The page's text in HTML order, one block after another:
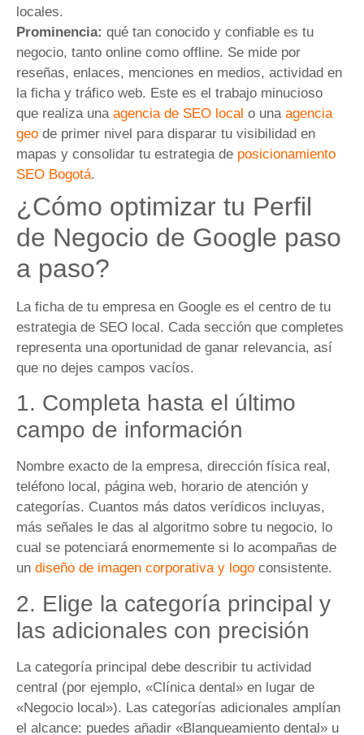
locales.
Prominencia: qué tan conocido y confiable es tu
negocio, tanto online como offline. Se mide por
reseñas, enlaces, menciones en medios, actividad en
la ficha y tráfico web. Este es el trabajo minucioso
que realiza una agencia de SEO local o una agencia
geo de primer nivel para disparar tu visibilidad en
mapas y consolidar tu estrategia de posicionamiento
SEO Bogotá.
¿Cómo optimizar tu Perfil
de Negocio de Google paso
a paso?
La ficha de tu empresa en Google es el centro de tu
estrategia de SEO local. Cada sección que completes
representa una oportunidad de ganar relevancia, así
que no dejes campos vacíos.
1. Completa hasta el último
campo de información
Nombre exacto de la empresa, dirección física real,
teléfono local, página web, horario de atención y
categorías. Cuantos más datos verídicos incluyas,
más señales le das al algoritmo sobre tu negocio, lo
cual se potenciará enormemente si lo acompañas de
un diseño de imagen corporativa y logo consistente.
2. Elige la categoría principal y
las adicionales con precisión
La categoría principal debe describir tu actividad
central (por ejemplo, «Clínica dental» en lugar de
«Negocio local»). Las categorías adicionales amplían
el alcance: puedes añadir «Blanqueamiento dental» u